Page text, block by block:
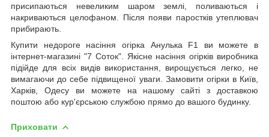
присипаються невеликим шаром землі, поливаються і
накриваються целофаном. Після появи паростків утеплювач
прибирають.
Купити недороге насіння огірка Анулька F1 ви можете в
інтернет-магазині "7 Соток". Якісне насіння огірків виробника
підійде для всіх видів використання, вирощується легко, не
вимагаючи до себе підвищеної уваги. Замовити огірки в Київ,
Харків, Одесу ви можете на нашому сайті з доставкою
поштою або кур'єрською службою прямо до вашого будинку.
Приховати